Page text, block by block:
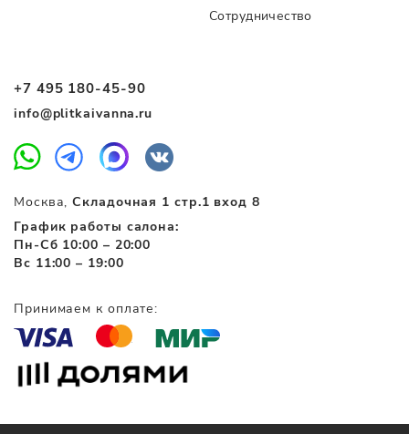
+7 495 180-45-90
info@plitkaivanna.ru
Москва,Складочная 1 стр.1 вход 8
График работы салона:
Пн-Сб 10:00 – 20:00
Вс 11:00 – 19:00
Сотрудничество
Принимаем к оплате: